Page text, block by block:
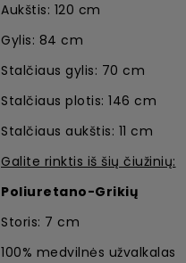
Aukštis: 120 cm
Gylis: 84 cm
Stalčiaus gylis: 70 cm
Stalčiaus plotis: 146 cm
Stalčiaus aukštis: 11 cm
Galite rinktis iš šių čiužinių:
Poliuretano-Grikių
Storis: 7 cm
100% medvilnės užvalkalas